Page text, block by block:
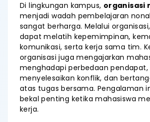
Di lingkungan kampus, organisasi
menjadi wadah pembelajaran
sangat berharga. Melalui
dapat melatih kepemimpinan,
komunikasi, serta kerja sama tim.
organisasi juga mengajarkan
menghadapi perbedaan pendapat,
menyelesaikan konflik, dan
atas tugas bersama. Pengalaman
bekal penting ketika mahasiswa
kerja.